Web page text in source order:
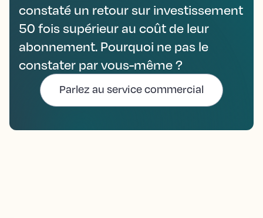
constaté un retour sur investissement
50 fois supérieur au coût de leur
abonnement. Pourquoi ne pas le
constater par vous-même ?
Parlez au service commercial